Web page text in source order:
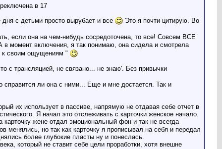
в 17
с детьми просто вырубает и все
Это я почти цитирую. Во
если она на чем-нибудь сосредоточена, то все! Совсем ВСЕ
в момент включения, я так понимаю, она сидела и смотрела
к своим ощущениям "
с трансляцией, не связано... не знаю'. Без привычки
ли она с ними... Еще и мне достается. Так и
их использует в пассиве, напрямую не отдавая себе отчет в
Я начал это отслеживать с карточки женское начало.
карточку жене отдал эмоциональный фон и так не всегда
но так как карточку я прописывал на себя и передал
более глубокие пласты ну и понеслась.
который не ставит себе цели проработки, хотя внешне